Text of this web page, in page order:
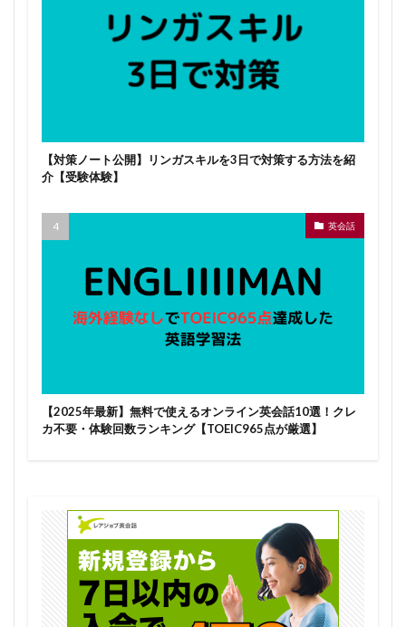
【対策ノート公開】リンガスキルを3日で対策する方法を紹
介【受験体験】
英会話
【2025年最新】無料で使えるオンライン英会話10選！クレ
カ不要・体験回数ランキング【TOEIC965点が厳選】